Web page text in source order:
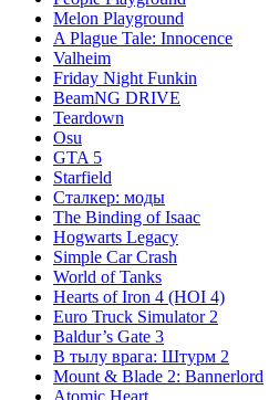
Melon Playground
A Plague Tale: Innocence
Valheim
Friday Night Funkin
BeamNG DRIVE
Teardown
Osu
GTA 5
Starfield
Сталкер: моды
The Binding of Isaac
Hogwarts Legacy
Simple Car Crash
World of Tanks
Hearts of Iron 4 (HOI 4)
Euro Truck Simulator 2
Baldur’s Gate 3
В тылу врага: Штурм 2
Mount & Blade 2: Bannerlord
Atomic Heart